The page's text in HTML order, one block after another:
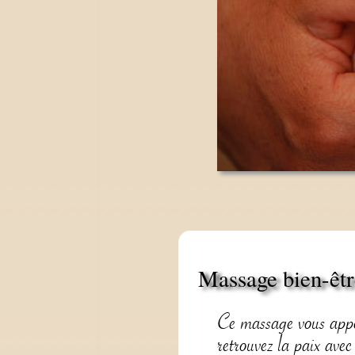
Massage bien-
Ce massage vous
retrouvez la paix